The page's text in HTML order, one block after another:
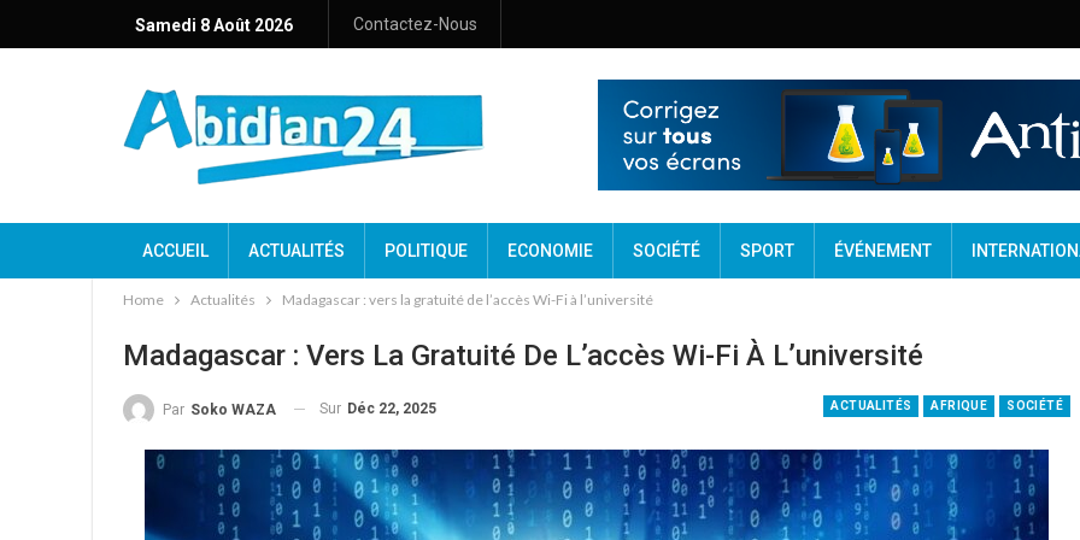
Samedi 8 Août 2026 Contactez-Nous
ACCUEIL ACTUALITÉS POLITIQUE ECONOMIE SOCIÉTÉ SPORT ÉVÉNEMENT
Home Actualités Madagascar : vers la gratuité de l’accès Wi-Fi à l’université
Madagascar : Vers La Gratuité De L’accès Wi-Fi À L’université
ACTUALITÉS AFRIQUE SOCIÉTÉ
Par Soko WAZA Sur Déc 22, 2025